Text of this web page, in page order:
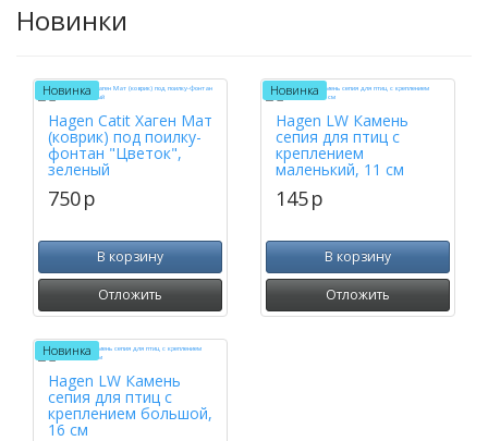
Новинки
Новинка
Hagen Catit Хаген Мат
(коврик) под поилку-
фонтан "Цветок",
зеленый
750p
В корзину
Отложить
Новинка
Hagen LW Камень
сепия для птиц с
креплением
маленький, 11 см
145p
В корзину
Отложить
Новинка
Hagen LW Камень
сепия для птиц с
креплением большой,
16 см